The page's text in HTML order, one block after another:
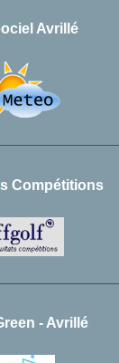
Avrillé
Compétitions
- Avrillé